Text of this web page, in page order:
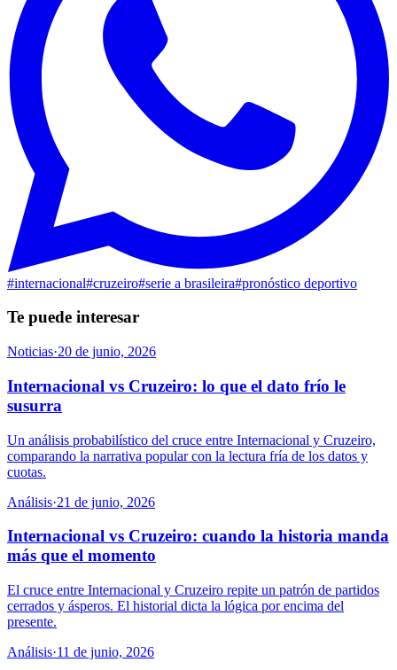
#internacional#cruzeiro#serie a brasileira#pronóstico deportivo
Te puede interesar
Noticias·20 de junio, 2026
Internacional vs Cruzeiro: lo que el dato frío le
susurra
Un análisis probabilístico del cruce entre Internacional y Cruzeiro,
comparando la narrativa popular con la lectura fría de los datos y
cuotas.
Análisis·21 de junio, 2026
Internacional vs Cruzeiro: cuando la historia manda
más que el momento
El cruce entre Internacional y Cruzeiro repite un patrón de partidos
cerrados y ásperos. El historial dicta la lógica por encima del
presente.
Análisis·11 de junio, 2026